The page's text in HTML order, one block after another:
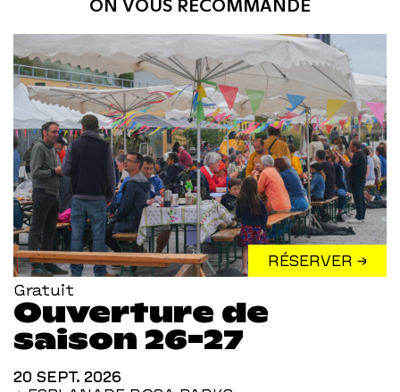
ON VOUS RECOMMANDE
RÉSERVER →
Gratuit
Ouverture de
saison 26-27
20 SEPT. 2026